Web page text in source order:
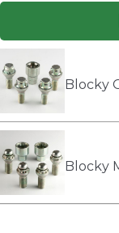
Blocky
Blocky